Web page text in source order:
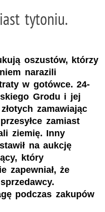
tytoniu.
oszustów, którzy
narazili
w gotówce. 24-
Grodu i jej
zamawiając
zamiast
ziemię. Inny
na aukcję
który
zapewniał, że
podczas zakupów